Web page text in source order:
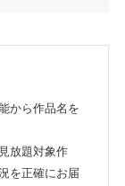
から作品名を
放題対象作
を正確にお届